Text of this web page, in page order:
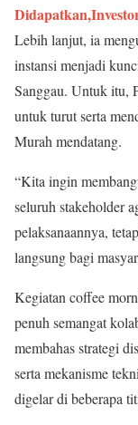
Lebih lanjut, ia
instansi menjadi
Sanggau. Untuk itu,
untuk turut serta
Murah mendatang.
“Kita ingin
seluruh stakeholder
pelaksanaannya,
langsung bagi
Kegiatan coffee
penuh semangat
membahas strategi
serta mekanisme
digelar di beberapa